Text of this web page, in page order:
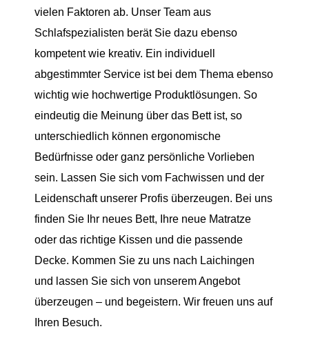
vielen Faktoren ab. Unser Team aus
Schlafspezialisten berät Sie dazu ebenso
kompetent wie kreativ. Ein individuell
abgestimmter Service ist bei dem Thema ebenso
wichtig wie hochwertige Produktlösungen. So
eindeutig die Meinung über das Bett ist, so
unterschiedlich können ergonomische
Bedürfnisse oder ganz persönliche Vorlieben
sein. Lassen Sie sich vom Fachwissen und der
Leidenschaft unserer Profis überzeugen. Bei uns
finden Sie Ihr neues Bett, Ihre neue Matratze
oder das richtige Kissen und die passende
Decke. Kommen Sie zu uns nach Laichingen
und lassen Sie sich von unserem Angebot
überzeugen – und begeistern. Wir freuen uns auf
Ihren Besuch.